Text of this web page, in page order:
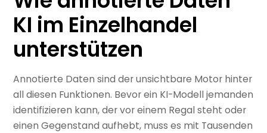
KI im Einzelhandel
unterstützen
Annotierte Daten sind der unsichtbare Motor hinter
all diesen Funktionen. Bevor ein KI-Modell jemanden
identifizieren kann, der vor einem Regal steht oder
einen Gegenstand aufhebt, muss es mit Tausenden